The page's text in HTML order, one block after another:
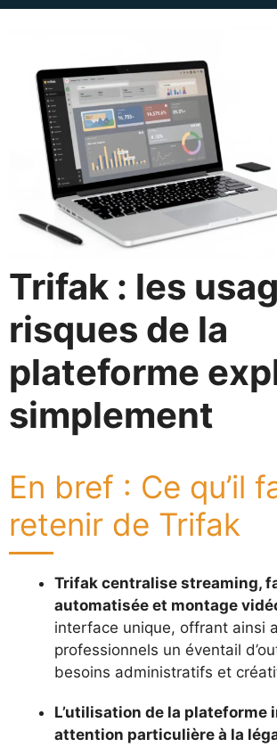
Trifak : les
risques de la
plateforme
simplement
En bref : Ce qu’il
retenir de Trifak
Trifak centralise streaming,
automatisée et montage
interface unique, offrant ainsi
professionnels un éventail
besoins administratifs et
L’utilisation de la plateforme
attention particulière à la